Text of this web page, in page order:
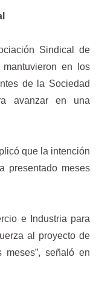
Sindical de
mantuvieron en los
de la Sociedad
avanzar en una
que la intención
presentado meses
e Industria para
al proyecto de
señaló en